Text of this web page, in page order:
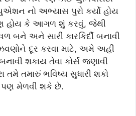
નો અભ્યાસ પુરો કર્યો હોય
કે આગળ શું કરવું, જેથી
બને અને સારી કારકિર્દી બનાવી
દૂર કરવા માટે, અમે અહીં
શકાય તેવા કોર્સ જણાવી
તમે તમારું ભવિષ્ય સુધારી શકો
પણ મેળવી શકે છે.